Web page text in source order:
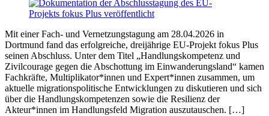
Mit einer Fach- und Vernetzungstagung am 28.04.2026 in
Dortmund fand das erfolgreiche, dreijährige EU-Projekt fokus Plus
seinen Abschluss. Unter dem Titel „Handlungskompetenz und
Zivilcourage gegen die Abschottung im Einwanderungsland“ kamen
Fachkräfte, Multiplikator*innen und Expert*innen zusammen, um
aktuelle migrationspolitische Entwicklungen zu diskutieren und sich
über die Handlungskompetenzen sowie die Resilienz der
Akteur*innen im Handlungsfeld Migration auszutauschen. […]